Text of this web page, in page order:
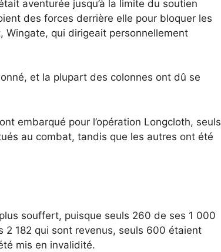
aventurée jusqu’à la limite du soutien
des forces derrière elle pour bloquer les
Wingate, qui dirigeait personnellement
et la plupart des colonnes ont dû se
embarqué pour l’opération Longcloth, seuls
au combat, tandis que les autres ont été
souffert, puisque seuls 260 de ses 1 000
2 182 qui sont revenus, seuls 600 étaient
mis en invalidité.